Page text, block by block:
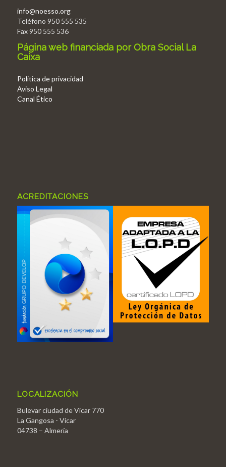
info@noesso.org
Teléfono 950 555 535
Fax 950 555 536
Página web financiada por Obra Social La
Caixa
Politica de privacidad
Aviso Legal
Canal Ético
ACREDITACIONES
LOCALIZACIÓN
Bulevar ciudad de Vícar 770
La Gangosa - Vícar
04738 – Almería